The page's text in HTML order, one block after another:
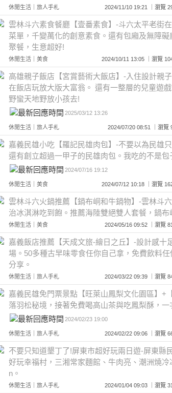
休閒生活 旅人手札 2024/11/10 19:21 ｜瀏覽
雲林斗六素食餐廳【壹番素食】-斗六太平老街
菜單，千變萬化的創意素食。還有包廂及無障
聚餐，生意超好!
休閒生活 美食 2024/10/11 13:05 ｜瀏覽
高雄親子飯店【宮賞藝術大飯店】-入住設計親
在飯店玩放大版大富翁。 還有一整層的兒童遊
野蠻天地野放小孩去!
2025/03/12 13:26
休閒生活 旅人手札 2024/07/20 08:51 ｜瀏覽
嘉義民雄小吃【羅記民雄肉包】-不要以為民雄
還有創立超過一甲子的民雄肉包。我吃的不是包
2024/07/16 19:12
休閒生活 美食 2024/07/12 10:18 ｜瀏覽
雲林斗六火鍋推薦【鍋布峒和牛鍋物】-雲林斗
治冰淇淋吃到飽。推薦海陸雙絕雙人套餐，鍋布
休閒生活 美食 2024/05/16 09:52 ｜瀏覽
嘉義飯店推薦【天成文旅-繪日之丘】-設計感十
場。50多種古早味零食任你自己拿，免費飲料
分享。
休閒生活 旅人手札 2024/03/22 09:39 ｜瀏覽
嘉義民雄免門票景點【旺萊山鳳梨文化園區】+
落羽松秘境，接著免費喝高山茶與吃鳳梨酥，
2024/02/23 19:00
休閒生活 旅人手札 2024/02/22 09:06 ｜瀏覽
不要只知道墾丁了!屏東市超好玩兩日遊-屏東縣
好玩幸福村，三湘常家麵館、牛肉亮、潮洲燒冷
n。
休閒生活 旅人手札 2024/01/04 09:03 ｜瀏覽